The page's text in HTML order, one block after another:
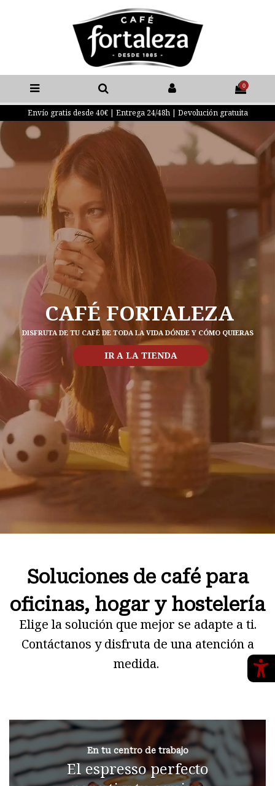
0
Envío gratis desde 40€ | Entrega 24/48h | Devolución gratuita
CAFÉ FORTALEZA
IR A LA TIENDA
DISFRUTA DE TU CAFÉ DE TODA LA VIDA DÓNDE Y CÓMO QUIERAS
Soluciones de café para
oficinas, hogar y hostelería
Elige la solución que mejor se adapte a ti.
Contáctanos y disfruta de una atención a
medida.
En tu centro de trabajo
El espresso perfecto